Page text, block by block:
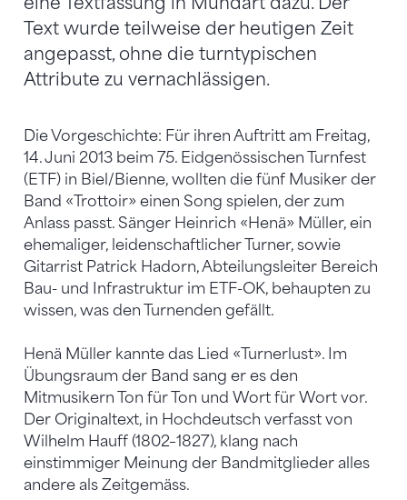
Text wurde teilweise der heutigen Zeit
angepasst, ohne die turntypischen
Attribute zu vernachlässigen.
Die Vorgeschichte: Für ihren Auftritt am Freitag,
14. Juni 2013 beim 75. Eidgenössischen Turnfest
(ETF) in Biel/Bienne, wollten die fünf Musiker der
Band «Trottoir» einen Song spielen, der zum
Anlass passt. Sänger Heinrich «Henä» Müller, ein
ehemaliger, leidenschaftlicher Turner, sowie
Gitarrist Patrick Hadorn, Abteilungsleiter Bereich
Bau- und Infrastruktur im ETF-OK, behaupten zu
wissen, was den Turnenden gefällt.
Henä Müller kannte das Lied «Turnerlust». Im
Übungsraum der Band sang er es den
Mitmusikern Ton für Ton und Wort für Wort vor.
Der Originaltext, in Hochdeutsch verfasst von
Wilhelm Hauff (1802–1827), klang nach
einstimmiger Meinung der Bandmitglieder alles
andere als Zeitgemäss.